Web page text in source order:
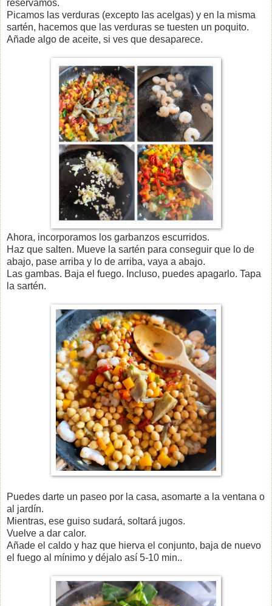
reservamos.
Picamos las verduras (excepto las acelgas) y en la misma
sartén, hacemos que las verduras se tuesten un poquito.
Añade algo de aceite, si ves que desaparece.
Ahora, incorporamos los garbanzos escurridos.
Haz que salten. Mueve la sartén para conseguir que lo de
abajo, pase arriba y lo de arriba, vaya a abajo.
Las gambas. Baja el fuego. Incluso, puedes apagarlo. Tapa
la sartén.
Puedes darte un paseo por la casa, asomarte a la ventana o
al jardín.
Mientras, ese guiso sudará, soltará jugos.
Vuelve a dar calor.
Añade el caldo y haz que hierva el conjunto, baja de nuevo
el fuego al mínimo y déjalo así 5-10 min..